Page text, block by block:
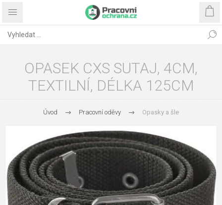
OPASEK CXS SUTAJ, 4CM,
TEXTILNÍ, DÉLKA 125CM
Úvod Pracovní oděvy Opasky a šle